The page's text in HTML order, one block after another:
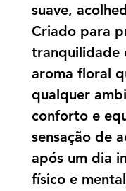
suave,
Criado para
tranquilidade
aroma floral
qualquer
conforto e
sensação de
após um dia
físico e